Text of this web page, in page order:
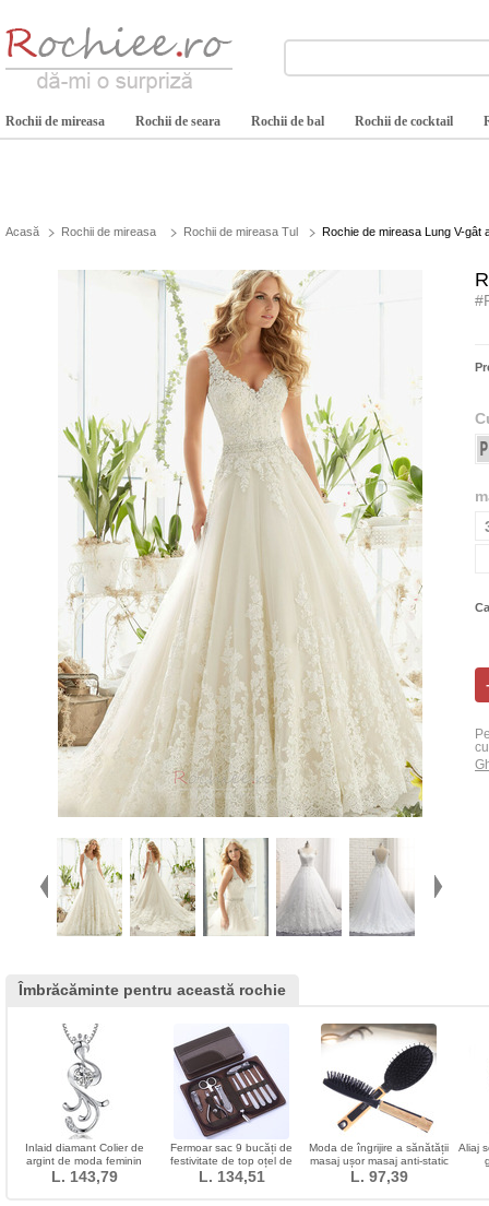
Rochii de mireasa Rochii de seara Rochii de bal Rochii de cocktail
Acasă Rochii de mireasa Rochii de mireasa Tul Rochie de mireasa Lung V-gât
Îmbrăcăminte pentru această rochie
Inlaid diamant Colier de
argint de moda feminin
Peacock
L. 143,79
Fermoar sac 9 bucăți de
festivitate de top oțel de
calitate oț piele caz
împodobit
L. 134,51
Moda de îngrijire a sănătății
masaj ușor masaj anti-static
mâner din lemn podoaba
L. 97,39
Aliaj